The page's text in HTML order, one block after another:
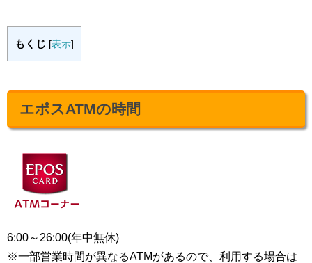
もくじ [表示]
エポスATMの時間
6:00～26:00(年中無休)
※一部営業時間が異なるATMがあるので、利用する場合は